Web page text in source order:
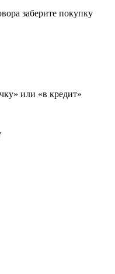
заберите покупку
или «в кредит»